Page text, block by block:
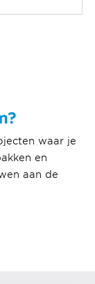
waar je
en
aan de